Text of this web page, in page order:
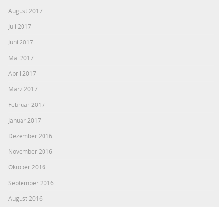
August 2017
Juli 2017
Juni 2017
Mai 2017
April 2017
März 2017
Februar 2017
Januar 2017
Dezember 2016
November 2016
Oktober 2016
September 2016
August 2016